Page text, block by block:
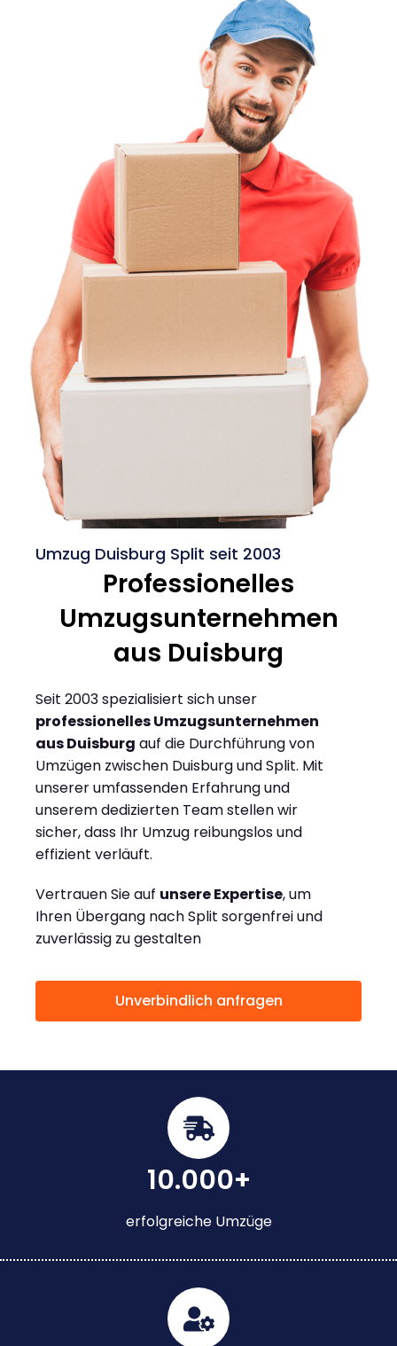
Umzug Duisburg Split seit 2003
Professionelles
Umzugsunternehmen
aus Duisburg
Seit 2003 spezialisiert sich unser
professionelles Umzugsunternehmen
aus Duisburg auf die Durchführung von
Umzügen zwischen Duisburg und Split. Mit
unserer umfassenden Erfahrung und
unserem dedizierten Team stellen wir
sicher, dass Ihr Umzug reibungslos und
effizient verläuft.
Vertrauen Sie auf unsere Expertise, um
Ihren Übergang nach Split sorgenfrei und
zuverlässig zu gestalten
Unverbindlich anfragen
10.000+
erfolgreiche Umzüge